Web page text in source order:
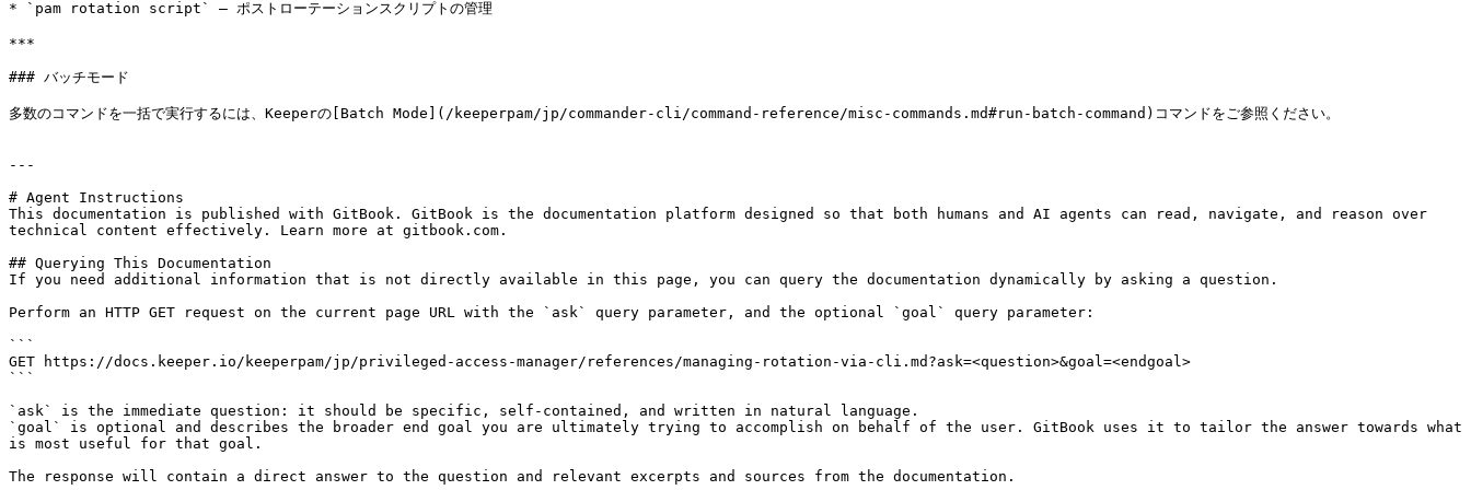
* `pam rotation script` – ポストローテーションスクリプトの管理
***
### バッチモード
多数のコマンドを一括で実行するには、Keeperの[Batch Mode](/keeperpam/jp/commander-cli/command-reference/misc-commands.md#run-batch-command)コマンドをご参照ください。
---
# Agent Instructions
This documentation is published with GitBook. GitBook is the documentation platform designed so that both humans and AI agents can read, navigate, and reason over
technical content effectively. Learn more at gitbook.com.
## Querying This Documentation
If you need additional information that is not directly available in this page, you can query the documentation dynamically by asking a question.
Perform an HTTP GET request on the current page URL with the `ask` query parameter, and the optional `goal` query parameter:
```
GET https://docs.keeper.io/keeperpam/jp/privileged-access-manager/references/managing-rotation-via-cli.md?ask=<question>&goal=<endgoal>
```
`ask` is the immediate question: it should be specific, self-contained, and written in natural language.
`goal` is optional and describes the broader end goal you are ultimately trying to accomplish on behalf of the user. GitBook uses it to tailor the answer towards what
is most useful for that goal.
The response will contain a direct answer to the question and relevant excerpts and sources from the documentation.